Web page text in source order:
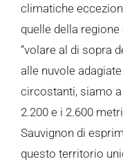
climatiche
quelle della
“volare al di sopra
alle nuvole
circostanti, siamo a
2.200 e i 2.600
Sauvignon di
questo territorio